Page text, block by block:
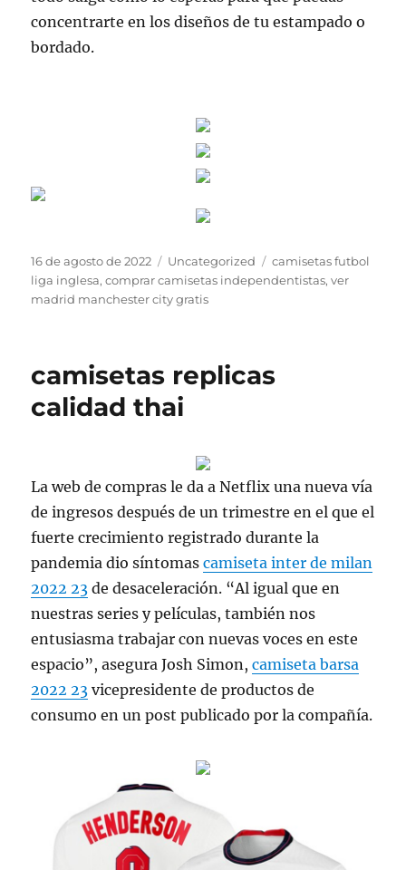
concentrarte en los diseños de tu estampado o
bordado.
Publicado
el
16 de agosto de 2022 Categorías
Uncategorized Etiquetas
camisetas futbol
liga inglesa,comprar camisetas independentistas,ver
madrid manchester city gratis
camisetas replicas
calidad thai
La web de compras le da a Netflix una nueva vía
de ingresos después de un trimestre en el que el
fuerte crecimiento registrado durante la
pandemia dio síntomascamiseta inter de milan
2022 23 de desaceleración. “Al igual que en
nuestras series y películas, también nos
entusiasma trabajar con nuevas voces en este
espacio”, asegura Josh Simon,camiseta barsa
2022 23 vicepresidente de productos de
consumo en un post publicado por la compañía.